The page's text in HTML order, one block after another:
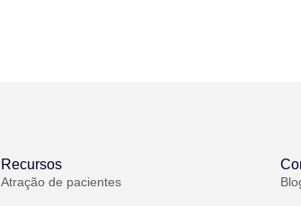
Recursos
Atração de pacientes